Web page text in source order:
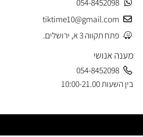
שירות לקוחות
054-8452098
tiktime10@gmail.com
פתח תקווה 3 א, ירושלים.
054-8452098